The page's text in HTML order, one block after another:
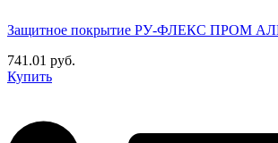
Защитное покрытие РУ-ФЛЕКС ПРОМ
741.01 руб.
Купить